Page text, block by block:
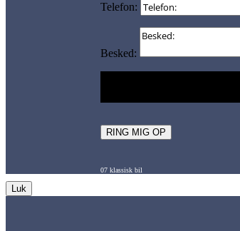
Telefon:
Besked:
RING MIG OP
07 klassisk bil
Luk